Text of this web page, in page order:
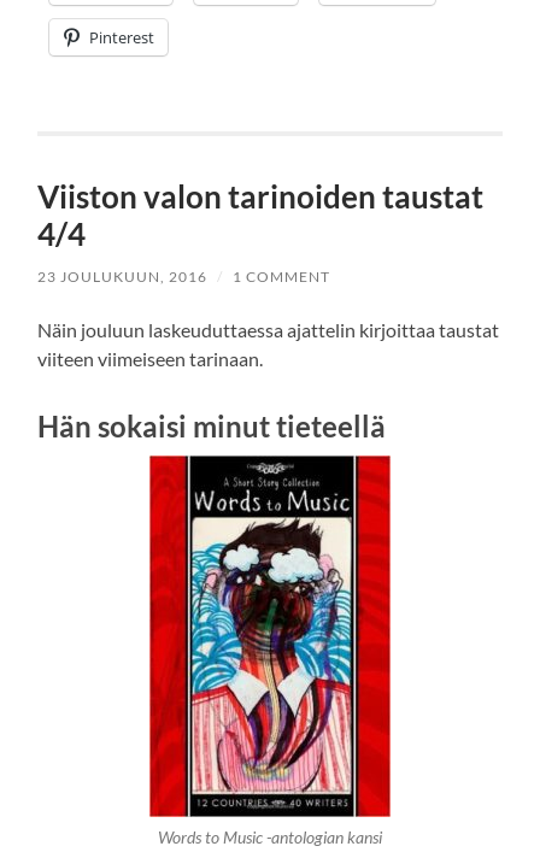
Pinterest
Viiston valon tarinoiden taustat
4/4
23 JOULUKUUN, 2016 / 1 COMMENT
Näin jouluun laskeuduttaessa ajattelin kirjoittaa taustat
viiteen viimeiseen tarinaan.
Hän sokaisi minut tieteellä
Words to Music -antologian kansi